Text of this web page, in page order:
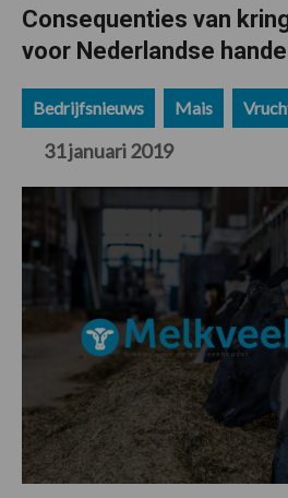
Consequenties van
voor Nederlandse handel
Bedrijfsnieuws Mais
31 januari 2019